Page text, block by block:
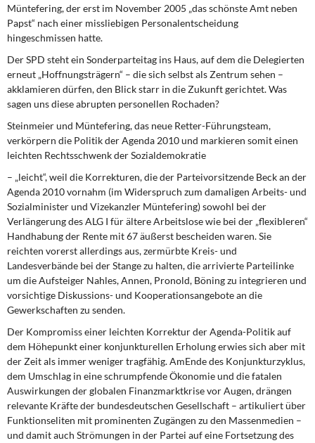
Rosa-Luxemburg-Stiftung
Über mich
Kontakt
Müntefering, der erst im November 2005 „das schönste Amt neben
Papst“ nach einer missliebigen Personalentscheidung
hingeschmissen hatte.
Der SPD steht ein Sonderparteitag ins Haus, auf dem die Delegierten
erneut „Hoff­nungsträgern“ – die sich selbst als Zentrum sehen –
akklamieren dürfen, den Blick starr in die Zukunft gerichtet. Was
sagen uns diese abrupten personellen Rochaden?
Steinmeier und Müntefering, das neue Retter-Führungsteam,
verkörpern die Politik der Agenda 2010 und markieren somit einen
leichten Rechtsschwenk der Sozialdemokratie
– „leicht“, weil die Korrekturen, die der Parteivorsitzende Beck an der
Agenda 2010 vor­nahm (im Widerspruch zum damaligen Arbeits- und
Sozialminister und Vizekanzler Müntefering) sowohl bei der
Verlängerung des ALG I für ältere Arbeitslose wie bei der „flexibleren“
Handhabung der Rente mit 67 äußerst bescheiden waren. Sie
reichten vorerst allerdings aus, zermürbte Kreis- und
Landesverbände bei der Stange zu halten, die arrivierte Parteilinke
um die Aufsteiger Nahles, Annen, Pronold, Böning zu integrie­ren und
vorsichtige Diskussions- und Kooperationsangebote an die
Gewerkschaften zu senden.
Der Kompromiss einer leichten Korrektur der Agenda-Politik auf
dem Höhepunkt einer konjunkturellen Erholung erwies sich aber mit
der Zeit als immer weniger tragfähig. AmEnde des Konjunkturzyklus,
dem Umschlag in eine schrumpfende Ökonomie und die fatalen
Auswirkungen der globalen Finanzmarktkrise vor Augen, drängen
relevante Kräfte der bundesdeutschen Gesellschaft – artikuliert über
Funktionseliten mit promi­nenten Zugängen zu den Massenmedien –
und damit auch Strömungen in der Partei auf eine Fortsetzung des